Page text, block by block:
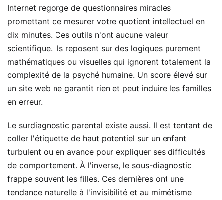
Internet regorge de questionnaires miracles
promettant de mesurer votre quotient intellectuel en
dix minutes. Ces outils n'ont aucune valeur
scientifique. Ils reposent sur des logiques purement
mathématiques ou visuelles qui ignorent totalement la
complexité de la psyché humaine. Un score élevé sur
un site web ne garantit rien et peut induire les familles
en erreur.
Le surdiagnostic parental existe aussi. Il est tentant de
coller l'étiquette de haut potentiel sur un enfant
turbulent ou en avance pour expliquer ses difficultés
de comportement. À l'inverse, le sous-diagnostic
frappe souvent les filles. Ces dernières ont une
tendance naturelle à l'invisibilité et au mimétisme